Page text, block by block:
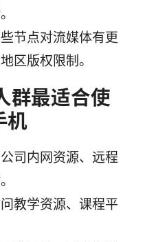
节点对流媒体有更
区版权限制。
群最适合使
机
司内网资源、远程
教学资源、课程平